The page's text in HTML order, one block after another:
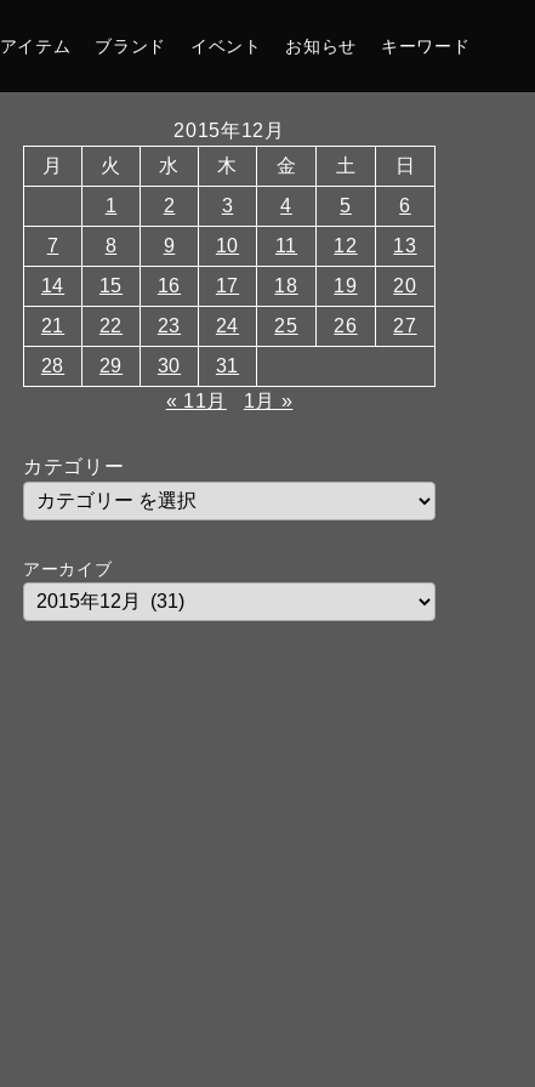
アイテム ブランド イベント お知らせ キーワード
2015年12月
月
火 水 木 金 土
日
1
2 3 4 5
6
7
8 9 10 11 12
13
14
15 16 17 18 19
20
21
22 23 24 25 26
27
28
29 30
31
« 11月
1月 »
カテゴリー
アーカイブ